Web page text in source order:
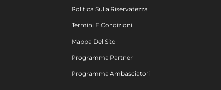
Politica Sulla Riservatezza
Termini E Condizioni
Mappa Del Sito
Programma Partner
Programma Ambasciatori